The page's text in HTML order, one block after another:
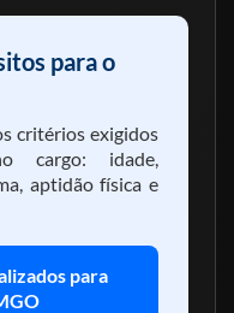
para o
critérios exigidos
cargo: idade,
aptidão física e
para